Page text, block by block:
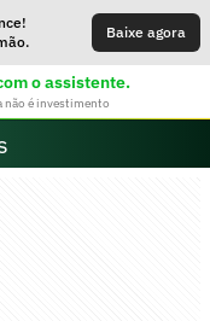
Baixe agora
o assistente.
não é investimento